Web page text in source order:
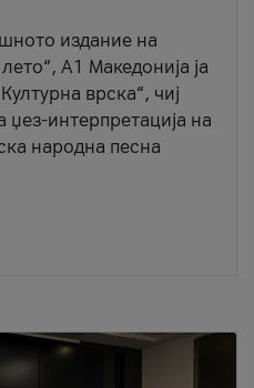
издание на
А1 Македонија ја
врска“, чиј
џез-интерпретација на
народна песна